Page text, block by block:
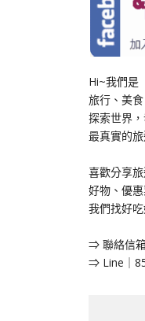
Hi~我們是
旅行、美
探索世界
最真實的
喜歡分享
好物、優
我們找好
⇒ 聯絡信箱
⇒ Line｜